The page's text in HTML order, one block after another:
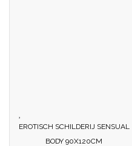
EROTISCH SCHILDERIJ SENSUAL
BODY 90X120CM